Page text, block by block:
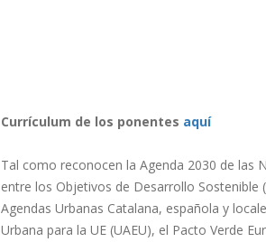
Currículum de los ponentes aquí
Tal como reconocen la Agenda 2030 de las
entre los Objetivos de Desarrollo Sostenible
Agendas Urbanas Catalana, española y
Urbana para la UE (UAEU), el Pacto Verde